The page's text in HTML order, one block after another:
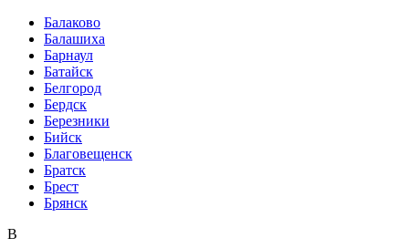
Балаково
Балашиха
Барнаул
Батайск
Белгород
Бердск
Березники
Бийск
Благовещенск
Братск
Брест
Брянск
В